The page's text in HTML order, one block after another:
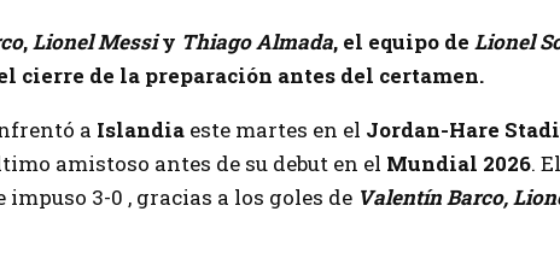
,Lionel Messiy Thiago Almada, el equipo de Lionel
cierre de la preparación antes del certamen.
a Islandia este martes en el Jordan-Hare
amistoso antes de su debut en el Mundial 2026. El
impuso 3-0 , gracias a los goles de Valentín Barco,